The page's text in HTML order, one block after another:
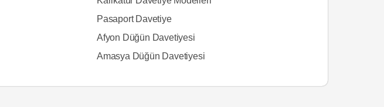
Pasaport Davetiye
Afyon Düğün Davetiyesi
Amasya Düğün Davetiyesi